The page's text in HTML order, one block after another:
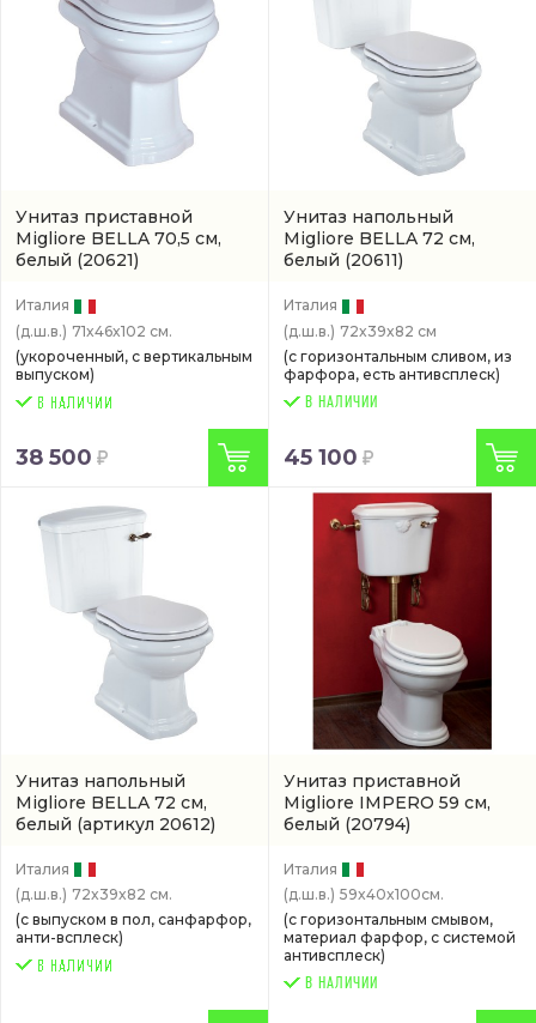
Унитаз приставной
Migliore BELLA 70,5 см,
белый (20621)
Италия
(д.ш.в.) 71x46x102 см.
(укороченный, с вертикальным
выпуском)
38 500
Унитаз напольный
Migliore BELLA 72 см,
белый (20611)
Италия
(д.ш.в.) 72x39x82 см
(с горизонтальным сливом, из
фарфора, есть антивсплеск)
В НАЛИЧИИ
45 100
Унитаз напольный
Migliore BELLA 72 см,
белый (артикул 20612)
Италия
(д.ш.в.) 72x39x82 см.
(с выпуском в пол, санфарфор,
анти-всплеск)
Унитаз приставной
Migliore IMPERO 59 см,
белый (20794)
Италия
(д.ш.в.) 59x40x100см.
(с горизонтальным смывом,
материал фарфор, с системой
антивсплеск)
В НАЛИЧИИ